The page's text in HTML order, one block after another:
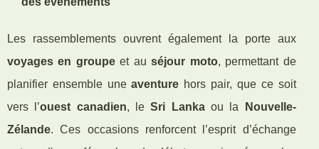
Les rassemblements ouvrent également la porte aux
voyages en groupeet auséjour moto, permettant de
planifier ensemble uneaventure hors pair, que ce soit
vers l’ouest canadien, leSri Lankaou la
Nouvelle-
Zélande. Ces occasions renforcent l’esprit d’échange